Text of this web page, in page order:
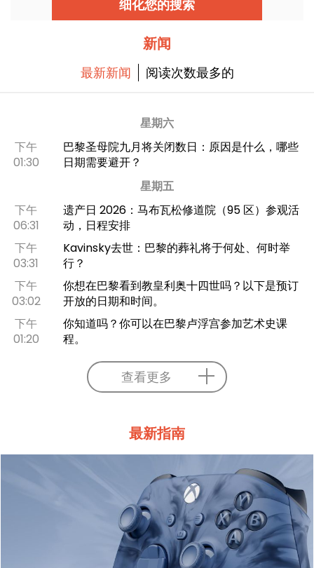
细化您的搜索
新闻
最新新闻 阅读次数最多的
星期六
下午
01:30
巴黎圣母院九月将关闭数日：原因是什么，哪些
日期需要避开？
星期五
下午
06:31
遗产日 2026：马布瓦松修道院（95 区）参观活
动，日程安排
下午
03:31
Kavinsky去世：巴黎的葬礼将于何处、何时举
行？
下午
03:02
你想在巴黎看到教皇利奥十四世吗？以下是预订
开放的日期和时间。
下午
01:20
你知道吗？你可以在巴黎卢浮宫参加艺术史课
程。
查看更多
最新指南